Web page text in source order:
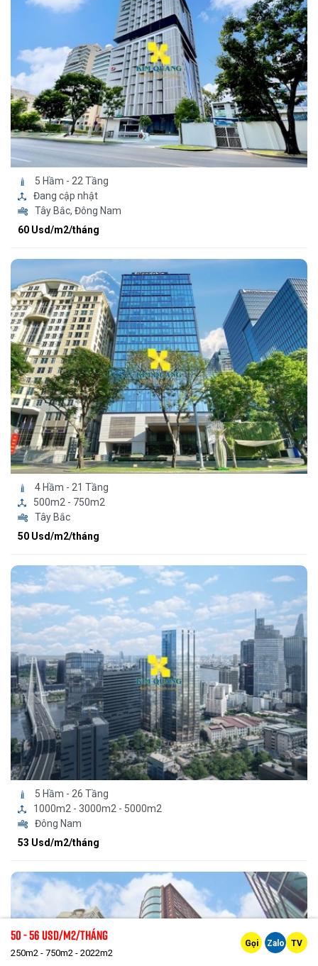
5 Hầm - 22 Tầng
Đang cập nhật
Tây Bắc, Đông Nam
60 Usd/m2/tháng
4 Hầm - 21 Tầng
500m2 - 750m2
Tây Bắc
50 Usd/m2/tháng
5 Hầm - 26 Tầng
1000m2 - 3000m2 - 5000m2
Đông Nam
53 Usd/m2/tháng
50 - 56 Usd/m2/tháng
250m2 - 750m2 - 2022m2
Gọi Zalo TV